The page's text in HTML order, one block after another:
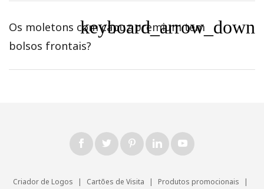
Os moletons com capuz premium tem
bolsos frontais?
keyboard_arrow_down
Criador de Logos | Cartões de Visita | Produtos promocionais |